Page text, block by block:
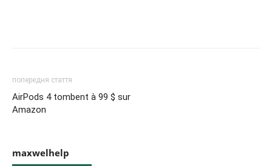
попередня стаття
AirPods 4 tombent à 99 $ sur
Amazon
maxwelhelp